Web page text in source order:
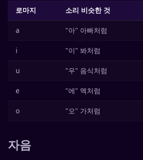
로마지 소리 비슷한 것
a "아" 아빠처럼
i "이" 봐처럼
u "우" 음식처럼
e "에" 멕처럼
o "오" 가처럼
자음